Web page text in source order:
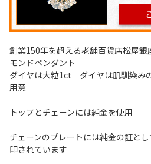
創業150年を超える老舗百貨店松屋
モンドペンダント
ダイヤは大粒1ct ダイヤは肌馴染み
用意
トップとチェーンには純金を使用
チェーンのプレートには純金の証と
印されています